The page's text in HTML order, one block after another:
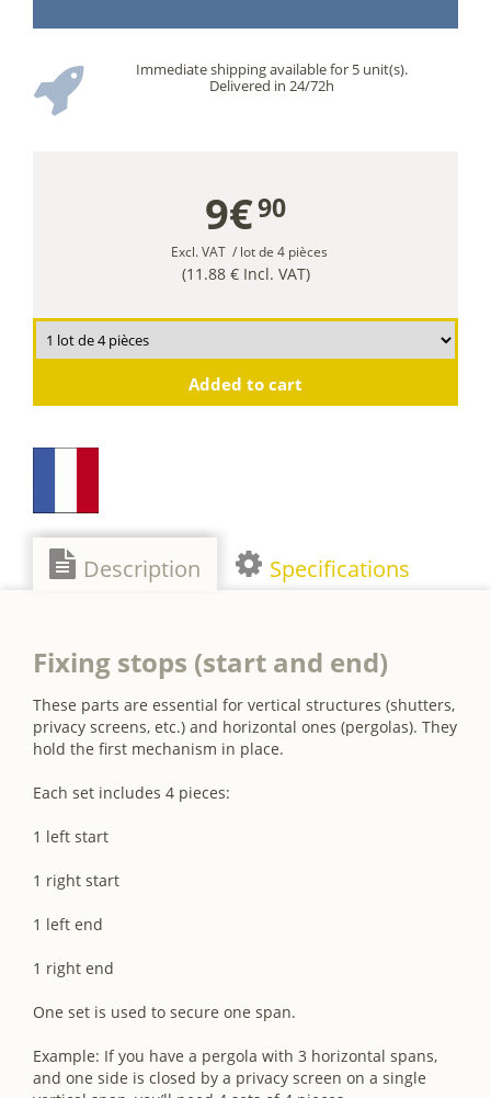
Immediate shipping available for 5 unit(s).
Delivered in 24/72h
9€90
Excl. VAT / lot de 4 pièces
(11.88 € Incl. VAT)
Added to cart
Description Specifications
Fixing stops (start and end)
These parts are essential for vertical structures (shutters,
privacy screens, etc.) and horizontal ones (pergolas). They
hold the first mechanism in place.
Each set includes 4 pieces:
1 left start
1 right start
1 left end
1 right end
One set is used to secure one span.
Example: If you have a pergola with 3 horizontal spans,
and one side is closed by a privacy screen on a single